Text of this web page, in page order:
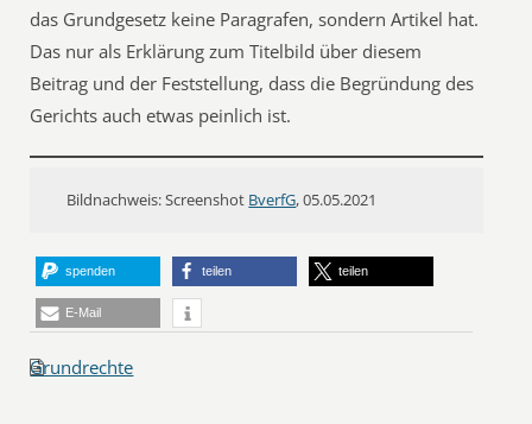
das Grundgesetz keine Paragrafen, sondern Artikel hat.
Das nur als Erklärung zum Titelbild über diesem
Beitrag und der Feststellung, dass die Begründung des
Gerichts auch etwas peinlich ist.
Bildnachweis: Screenshot BverfG, 05.05.2021
spenden teilen teilen
E-Mail
Grundrechte